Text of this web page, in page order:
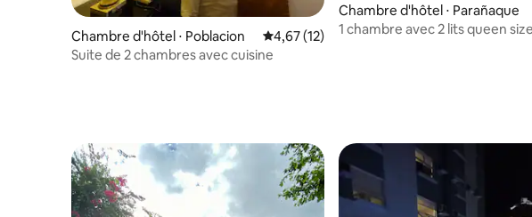
Chambre d'hôtel ⋅ Poblacion Évaluation moyenne sur la base de 12
4,67 (12)
Suite de 2 chambres avec cuisine
Chambre d'hôtel ⋅ Parañaque
1 chambre avec 2 lits queen size